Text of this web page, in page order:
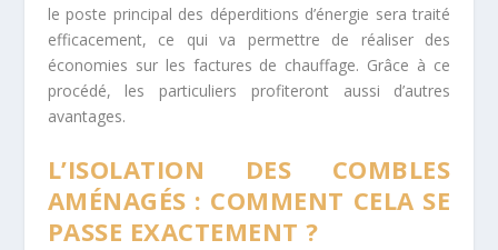
le poste principal des déperditions d’énergie sera traité
efficacement, ce qui va permettre de réaliser des
économies sur les factures de chauffage. Grâce à ce
procédé, les particuliers profiteront aussi d’autres
avantages.
L’ISOLATION DES COMBLES
AMÉNAGÉS : COMMENT CELA SE
PASSE EXACTEMENT ?